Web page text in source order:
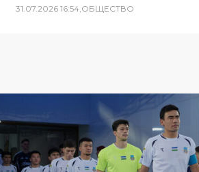
31.07.2026 16:54,ОБЩЕСТВО